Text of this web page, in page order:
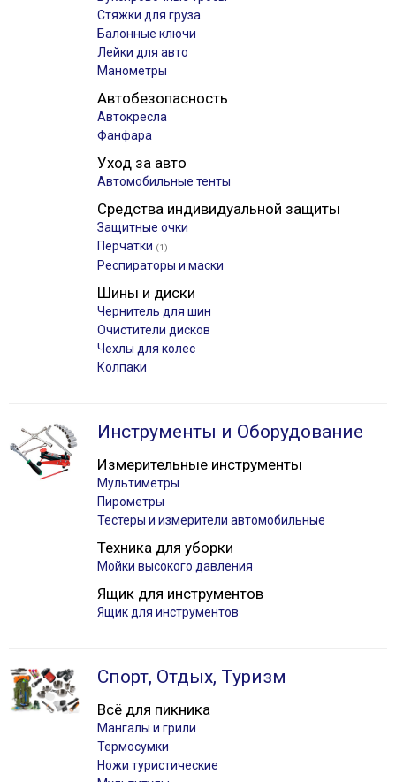
Стяжки для груза
Балонные ключи
Лейки для авто
Манометры
Автобезопасность
Автокресла
Фанфара
Уход за авто
Автомобильные тенты
Средства индивидуальной защиты
Защитные очки
Перчатки (1)
Респираторы и маски
Шины и диски
Чернитель для шин
Очистители дисков
Чехлы для колес
Колпаки
Инструменты и Оборудование
Измерительные инструменты
Мультиметры
Пирометры
Тестеры и измерители автомобильные
Техника для уборки
Мойки высокого давления
Ящик для инструментов
Ящик для инструментов
Спорт, Отдых, Туризм
Всё для пикника
Мангалы и грили
Термосумки
Ножи туристические